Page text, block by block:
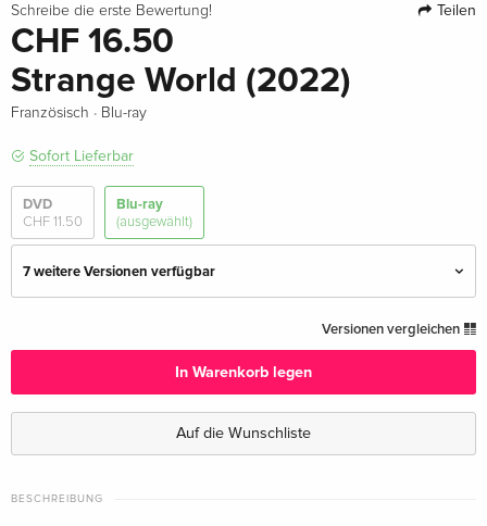
Schreibe die erste Bewertung! Teilen
CHF 16.50
Strange World (2022)
Französisch · Blu-ray
Sofort Lieferbar
DVD
CHF 11.50
Blu-ray
(ausgewählt)
7 weitere Versionen verfügbar
Deutsch
CHF 11.50
Limited Edition, Steelbook
vergriffen
Englisch · UK Version
Versionen vergleichen
In Warenkorb legen
Auf die Wunschliste
BESCHREIBUNG